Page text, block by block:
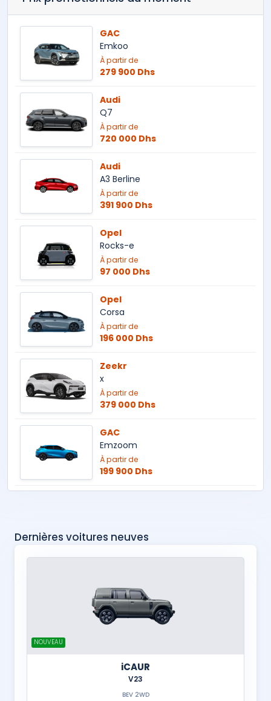
GAC
Emkoo
À partir de
279 900 Dhs
Audi
Q7
À partir de
720 000 Dhs
Audi
A3 Berline
À partir de
391 900 Dhs
Opel
Rocks-e
À partir de
97 000 Dhs
Opel
Corsa
À partir de
196 000 Dhs
Zeekr
x
À partir de
379 000 Dhs
GAC
Emzoom
À partir de
199 900 Dhs
Dernières voitures neuves
NOUVEAU
iCAUR
V23
BEV 2WD